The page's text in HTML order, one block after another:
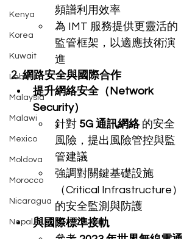
Kenya
Korea
Kuwait
Lebanon
Malaysia
Malawi
Mexico
Moldova
Morocco
Nicaragua
Nepal
頻譜利用效率
為 IMT 服務提供更靈活的
監管框架，以適應技術演
進
2. 網路安全與國際合作
提升網絡安全（Network
Security）
針對 5G 通訊網絡 的安全
風險，提出風險管控與監
管建議
強調對關鍵基礎設施
（Critical Infrastructure）
的安全監測與防護
與國際標準接軌